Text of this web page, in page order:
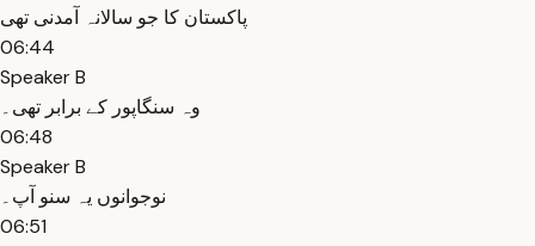
پاکستان کا جو سالانہ آمدنی تھی
06:44
Speaker B
وہ سنگاپور کے برابر تھی۔
06:48
Speaker B
نوجوانوں یہ سنو آپ۔
06:51